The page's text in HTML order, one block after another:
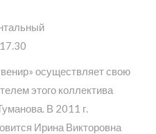
осуществляет свою
этого коллектива
В 2011 г.
Ирина Викторовна